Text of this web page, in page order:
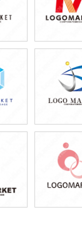
) (税込
)
39,800円
(税込